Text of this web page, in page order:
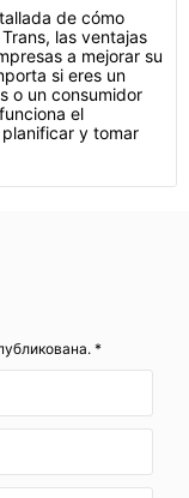
de cómo
las ventajas
a mejorar su
si eres un
o un consumidor
el
y tomar
*